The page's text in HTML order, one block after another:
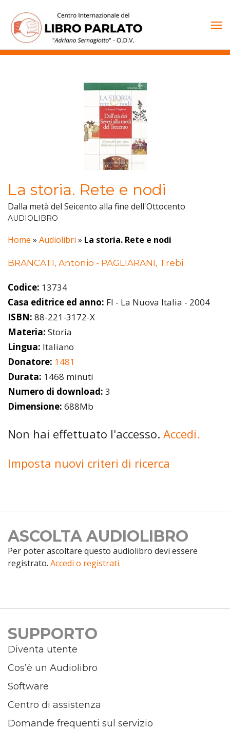
contenuto
La storia. Rete e nodi
Dalla metà del Seicento alla fine dell'Ottocento
AUDIOLIBRO
Home » Audiolibri » La storia. Rete e nodi
BRANCATI, Antonio - PAGLIARANI, Trebi
Codice: 13734
Casa editrice ed anno: FI - La Nuova Italia - 2004
ISBN: 88-221-3172-X
Materia: Storia
Lingua: Italiano
Donatore: 1481
Durata: 1468 minuti
Numero di download: 3
Dimensione: 688Mb
Non hai effettuato l'accesso. Accedi.
Imposta nuovi criteri di ricerca
ASCOLTA AUDIOLIBRO
Per poter ascoltare questo audiolibro devi essere
registrato. Accedi o registrati.
SUPPORTO
Diventa utente
Cos’è un Audiolibro
Software
Centro di assistenza
Domande frequenti sul servizio